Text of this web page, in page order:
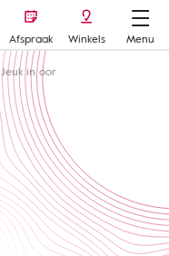
Afspraak Winkels
Menu
Jeuk in oor